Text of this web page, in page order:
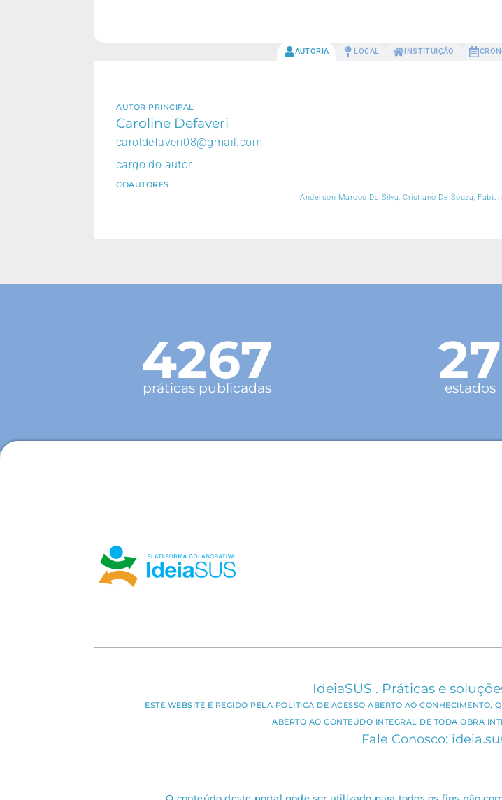
AUTORIA LOCAL INSTITUIÇÃO
AUTOR PRINCIPAL
Caroline Defaveri
caroldefaveri08@gmail.com
cargo do autor
COAUTORES
Anderson Marcos Da Silva, Cristiano De Souza,
4267
práticas publicadas 27
estados
IdeiaSUS . Práticas e
ESTE WEBSITE É REGIDO PELA POLÍTICA DE ACESSO ABERTO AO
ABERTO AO CONTEÚDO INTEGRAL DE TODA OBRA
Fale Conosco: